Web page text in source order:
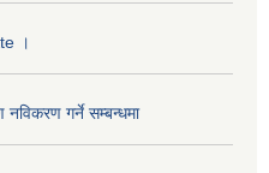
।
नविकरण गर्ने सम्बन्धमा